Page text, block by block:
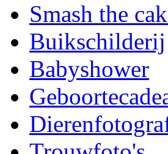
Smash the
Buikschilderij
Babyshower